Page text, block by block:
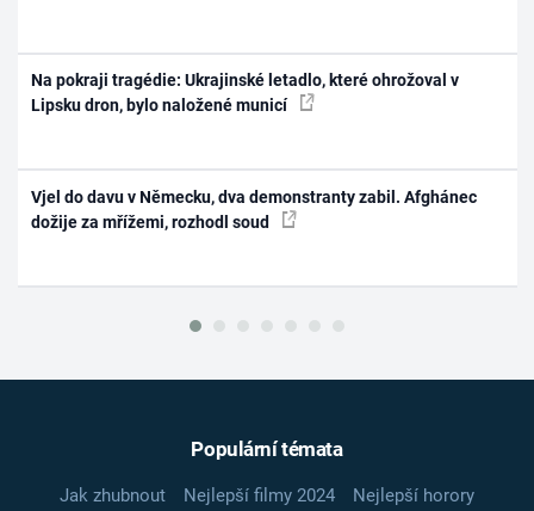
Na pokraji tragédie: Ukrajinské letadlo, které ohrožoval v
Lipsku dron, bylo naložené municí
Vjel do davu v Německu, dva demonstranty zabil. Afghánec
dožije za mřížemi, rozhodl soud
Populární témata
Jak zhubnout Nejlepší filmy 2024
Nejlepší horory